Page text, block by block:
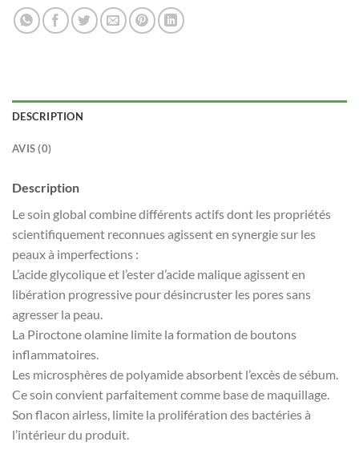
DESCRIPTION
AVIS (0)
Description
Le soin global combine différents actifs dont les propriétés
scientifiquement reconnues agissent en synergie sur les
peaux à imperfections :
L’acide glycolique et l’ester d’acide malique agissent en
libération progressive pour désincruster les pores sans
agresser la peau.
La Piroctone olamine limite la formation de boutons
inflammatoires.
Les microsphères de polyamide absorbent l’excès de sébum.
Ce soin convient parfaitement comme base de maquillage.
Son flacon airless, limite la prolifération des bactéries à
l’intérieur du produit.